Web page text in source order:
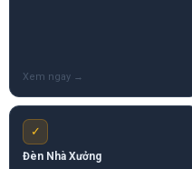
✓
Đèn Nhà Xưởng